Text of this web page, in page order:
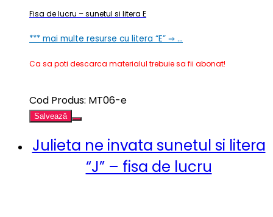
Fisa de lucru – sunetul si litera E
*** mai multe resurse cu litera “E” ⇒ …
Ca sa poti descarca materialul trebuie sa fii abonat!
Cod Produs: MT06-e
Salvează
Julieta ne invata sunetul si litera
“J” – fisa de lucru